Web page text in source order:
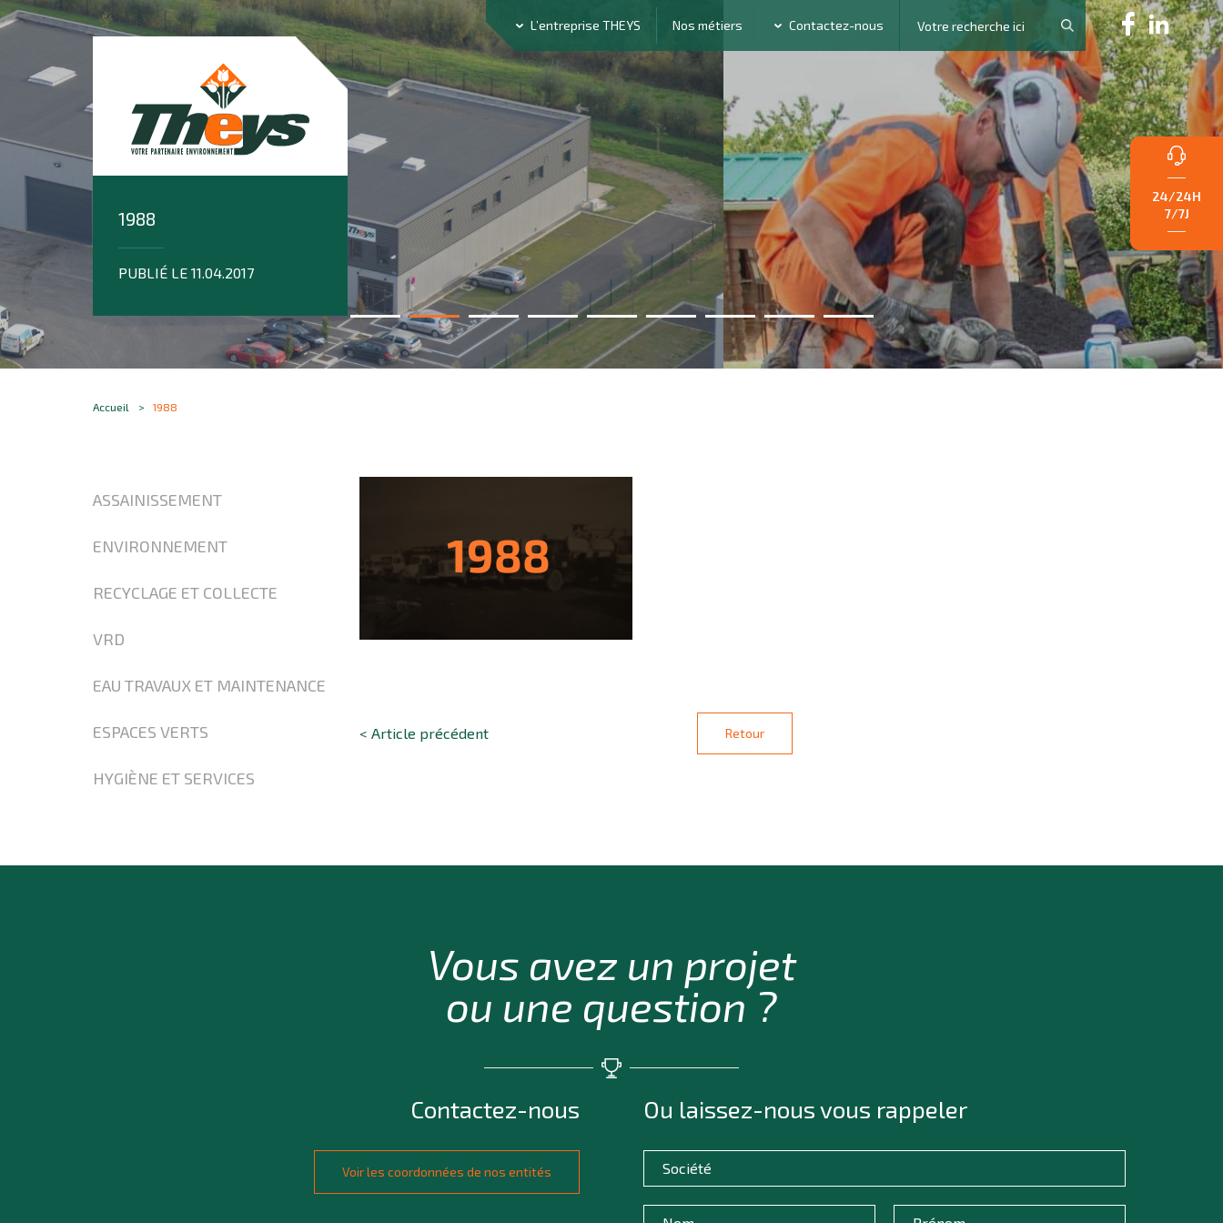
L’entreprise THEYS Nos métiers Contactez-nous
24/24H
7/7J
1988
PUBLIÉ LE 11.04.2017
Accueil 1988
ASSAINISSEMENT
ENVIRONNEMENT
RECYCLAGE ET COLLECTE
VRD
EAU TRAVAUX ET MAINTENANCE
ESPACES VERTS
HYGIÈNE ET SERVICES
Retour
< Article précédent
Vous avez un projet
ou une question ?
Contactez-nous
Voir les coordonnées de nos entités
Ou laissez-nous vous rappeler